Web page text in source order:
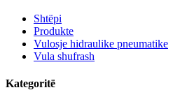
Shtëpi
Produkte
Vulosje hidraulike pneumatike
Vula shufrash
Kategoritë